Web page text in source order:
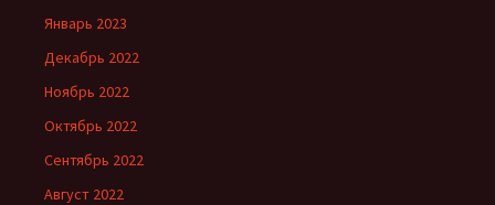
Январь 2023
Декабрь 2022
Ноябрь 2022
Октябрь 2022
Сентябрь 2022
Август 2022